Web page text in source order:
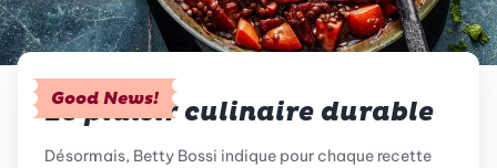
Good News!
Le plaisir culinaire durable
Désormais, Betty Bossi indique pour chaque recette